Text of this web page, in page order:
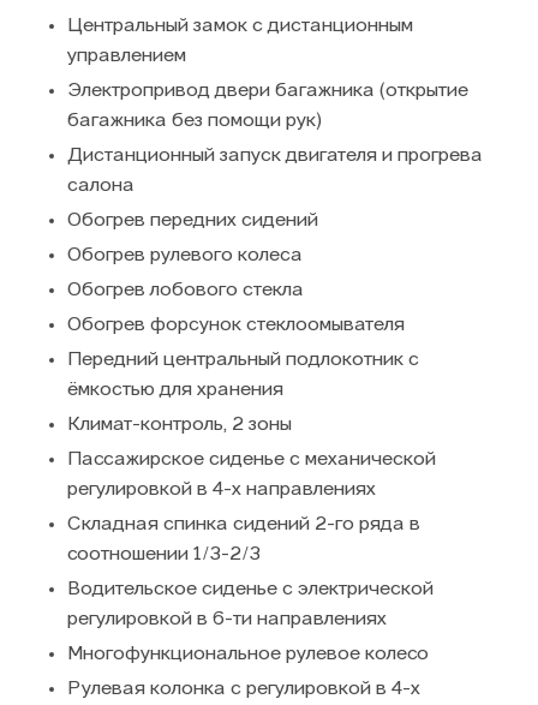
Центральный замок с дистанционным
управлением
Электропривод двери багажника (открытие
багажника без помощи рук)
Дистанционный запуск двигателя и прогрева
салона
Обогрев передних сидений
Обогрев рулевого колеса
Обогрев лобового стекла
Обогрев форсунок стеклоомывателя
Передний центральный подлокотник с
ёмкостью для хранения
Климат-контроль, 2 зоны
Пассажирское сиденье с механической
регулировкой в 4-х направлениях
Складная спинка сидений 2-го ряда в
соотношении 1/3-2/3
Водительское сиденье с электрической
регулировкой в 6-ти направлениях
Многофункциональное рулевое колесо
Рулевая колонка с регулировкой в 4-х